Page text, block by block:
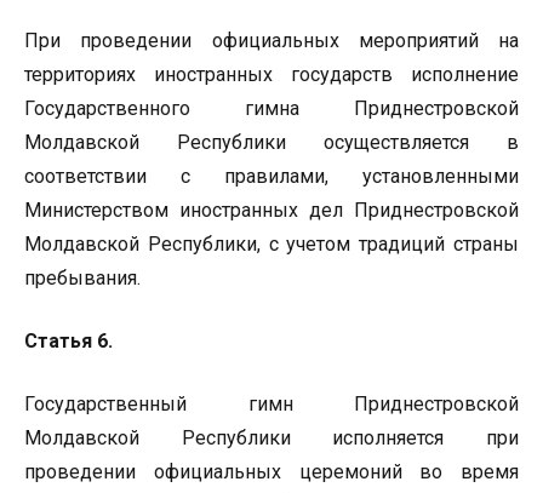
При проведении официальных мероприятий на
территориях иностранных государств исполнение
Государственного гимна Приднестровской
Молдавской Республики осуществляется в
соответствии с правилами, установленными
Министерством иностранных дел Приднестровской
Молдавской Республики, с учетом традиций страны
пребывания.
Статья 6.
Государственный гимн Приднестровской
Молдавской Республики исполняется при
проведении официальных церемоний во время